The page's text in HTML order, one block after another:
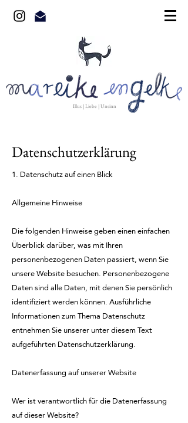
Illus | Liebe | Unsinn
Datenschutzerklärung
1. Datenschutz auf einen Blick
Allgemeine Hinweise
Die folgenden Hinweise geben einen einfachen
Überblick darüber, was mit Ihren
personenbezogenen Daten passiert, wenn Sie
unsere Website besuchen. Personenbezogene
Daten sind alle Daten, mit denen Sie persönlich
identifiziert werden können. Ausführliche
Informationen zum Thema Datenschutz
entnehmen Sie unserer unter diesem Text
aufgeführten Datenschutzerklärung.
Datenerfassung auf unserer Website
Wer ist verantwortlich für die Datenerfassung
auf dieser Website?